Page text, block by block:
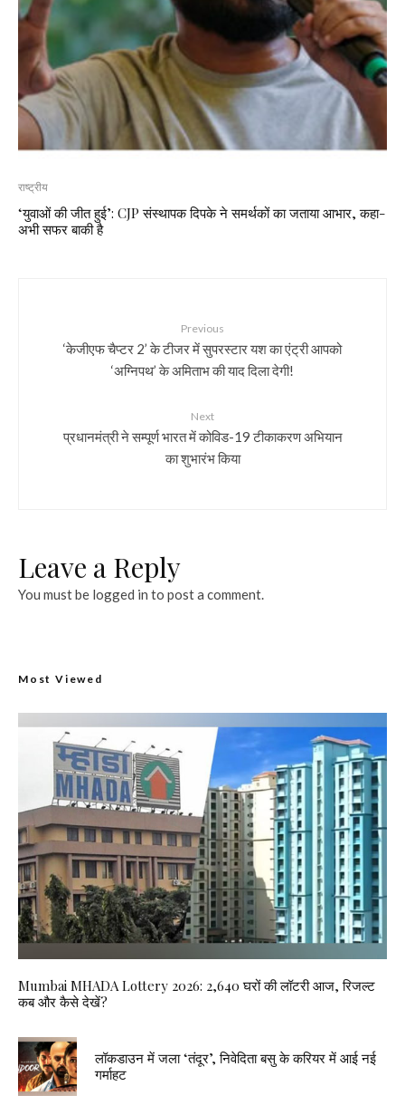
राष्ट्रीय
‘युवाओं की जीत हुई’: CJP संस्थापक दिपके ने समर्थकों का जताया आभार, कहा-
अभी सफर बाकी है
Previous
‘केजीएफ चैप्टर 2’ के टीजर में सुपरस्टार यश का एंट्री आपको
‘अग्निपथ’ के अमिताभ की याद दिला देगी!
Next
प्रधानमंत्री ने सम्पूर्ण भारत में कोविड-19 टीकाकरण अभियान
का शुभारंभ किया
Leave a Reply
You must be logged in to post a comment.
Most Viewed
Mumbai MHADA Lottery 2026: 2,640 घरों की लॉटरी आज, रिजल्ट
कब और कैसे देखें?
लॉकडाउन में जला ‘तंदूर’, निवेदिता बसु के करियर में आई नई
गर्माहट